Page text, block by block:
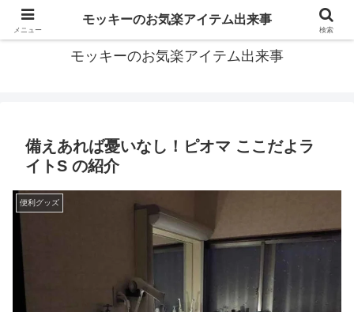
モッキーがお届けする便利なアイテムや面白い出来事などをご紹介
モッキーのお気楽アイテム出来事
備えあれば憂いなし！ピオマ ここだよラ
イトS の紹介
便利グッズ
メニュー
モッキーのお気楽アイテム出来事
検索